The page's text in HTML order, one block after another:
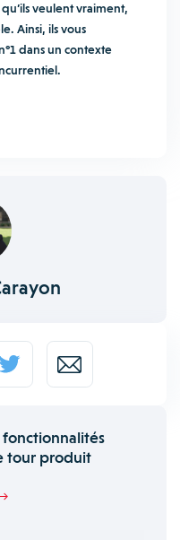
qu’ils veulent vraiment,
Ainsi, ils vous
dans un contexte
tour produit